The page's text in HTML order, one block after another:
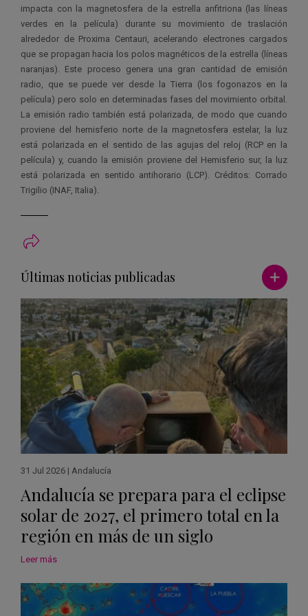
impacta con la magnetosfera de la estrella anfitriona (las líneas
verdes en la película) durante su movimiento de traslación
alrededor de Proxima Centauri, acelerando electrones cargados
que se propagan hacia los polos magnéticos de la estrella (líneas
naranjas). Este proceso genera una gran cantidad de emisión
radio, que se puede ver desde la Tierra (los fogonazos en la
película) pero solo en determinadas fases del movimiento orbital.
La emisión radio también está polarizada, de modo que cuando
proviene del hemisferio norte de la magnetosfera estelar, la luz
está polarizada en el sentido de las agujas del reloj (RCP en la
película) y, cuando la emisión proviene del Hemisferio sur, la luz
está polarizada en sentido antihorario (LCP). Créditos: Corrado
Trigilio (INAF, Italia).
Últimas noticias publicadas Ver más
31 Jul 2026 | Andalucía
Andalucía se prepara para el eclipse
solar de 2027, el primero total en la
región en más de un siglo
Leer más